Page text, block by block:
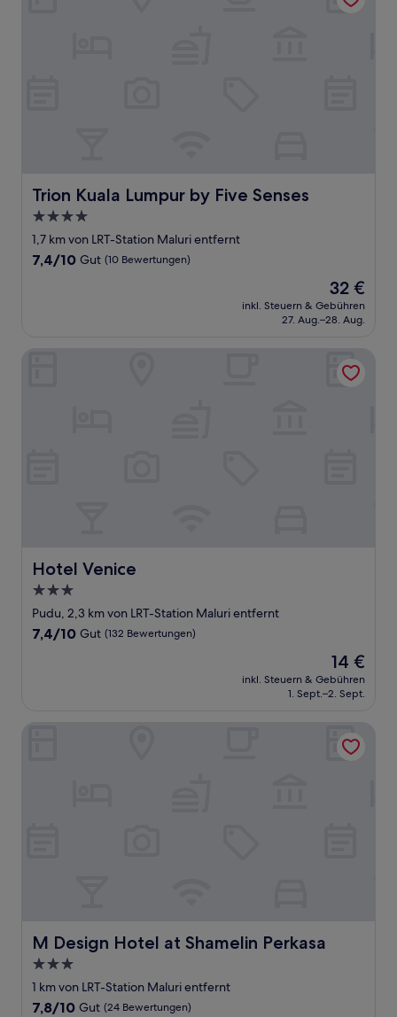
Trion Kuala Lumpur by Five Senses
Trion Kuala Lumpur by Five Senses
4.0-
Sterne-
Unterkunft
1,7 km von LRT-Station Maluri entfernt
7.4
7,4/10 Gut (10 Bewertungen)
Der
Preis
beträgt
32 €
inkl. Steuern & Gebühren
27. Aug.–28. Aug.
Hotel Venice
Hotel Venice
3.0-
Sterne-
Unterkunft
Pudu, 2,3 km von LRT-Station Maluri entfernt
7.4
7,4/10 Gut (132 Bewertungen)
Der
Preis
beträgt
14 €
inkl. Steuern & Gebühren
1. Sept.–2. Sept.
M Design Hotel at Shamelin Perkasa
M Design Hotel at Shamelin Perkasa
3.0-
Sterne-
Unterkunft
1 km von LRT-Station Maluri entfernt
7.8
7,8/10 Gut (24 Bewertungen)